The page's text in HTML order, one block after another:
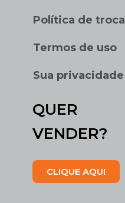
Política de troca
Termos de uso
Sua privacidade
QUER
VENDER?
CLIQUE AQUI